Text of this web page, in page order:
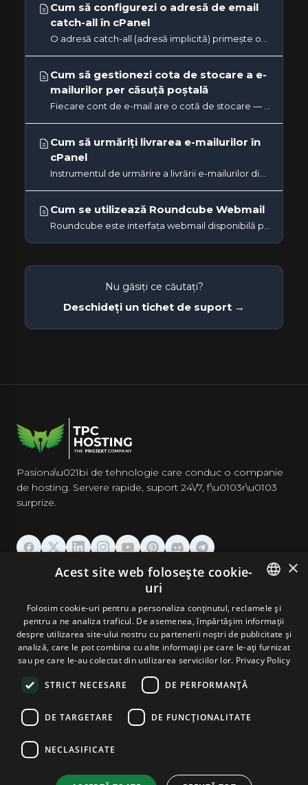
Cum să configurezi o adresă de email
catch-all în cPanel
Cum să gestionezi cota de stocare a e-
mailurilor per căsuță poștală
Cum să urmăriți livrarea e-mailurilor în
cPanel
Cum se utilizează Roundcube Webmail
Nu găsiți ce căutați?
Deschideți un tichet de suport →
Pasiona\u021bi de tehnologie care conduc o companie
de hosting. Servere rapide, suport 24\/7, f\u0103r\u0103
surprize.
GĂZDUIRE
DOMENII & EMAIL
UNELTE & SECURITATE
COMPANIE
Terms and Conditions
ENGLISH
GERMAN
ROMANIAN
×
Acest site web folosește cookie-
uri
Folosim cookie-uri pentru a personaliza conținutul, reclamele și
pentru a ne analiza traficul. De asemenea, împărtășim informații
despre utilizarea site-ului nostru cu partenerii noștri de publicitate și
analiză, care le pot combina cu alte informații pe care le-ați furnizat
sau pe care le-au colectat din utilizarea serviciilor lor. Privacy Policy
STRICT NECESARE DE PERFORMANȚĂ
DE TARGETARE DE FUNCŢIONALITATE
NECLASIFICATE